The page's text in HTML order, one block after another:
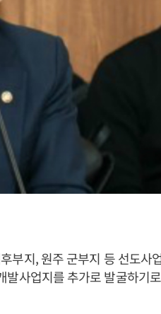
부지, 원주 군부지 등 선도사
발사업지를 추가로 발굴하기